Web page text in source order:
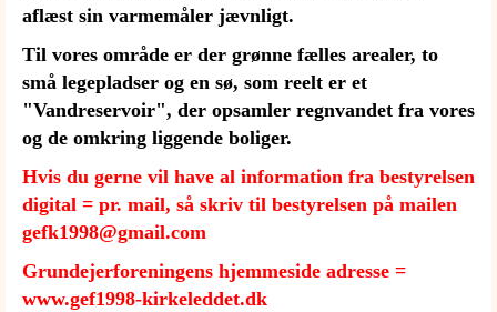
aflæst sin varmemåler jævnligt.
Til vores område er der grønne fælles arealer, to
små legepladser og en sø, som reelt er et
"Vandreservoir", der opsamler regnvandet fra vores
og de omkring liggende boliger.
Hvis du gerne vil have al information fra bestyrelsen
digital = pr. mail, så skriv til bestyrelsen på mailen
gefk1998@gmail.com
Grundejerforeningens hjemmeside adresse =
www.gef1998-kirkeleddet.dk